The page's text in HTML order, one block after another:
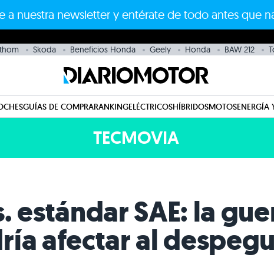
a nuestra newsletter y entérate de todo antes que
Skoda Beneficios Honda Geely Honda BAW 212
GUÍAS DE COMPRARANKINGELÉCTRICOSHÍBRIDOSMOTOSENERGÍA
TECMOVIA
estándar SAE: la
afectar al